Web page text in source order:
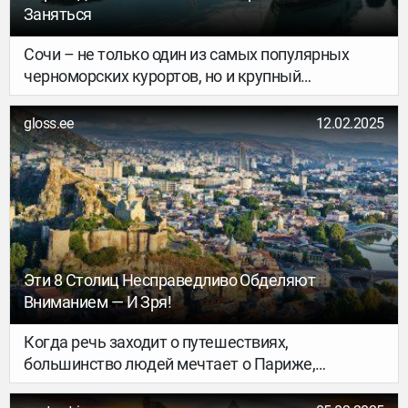
экспатов.
Заняться
Сочи – не только один из самых популярных
черноморских курортов, но и крупный
международный хаб. Через местный аэропорт
многие путешественники улетают в Турцию,
Азербайджан, Грузию, Армению, Сербию,
Таиланд и другие страны. Поэтому запрос «Чем
мне заняться в Сочи во время пересадки?» в
поисковик вбивают часто. Если между рейсами
довольно много времени, то здесь есть куда
заглянуть. Так что это отличная возможность
превратить одно путешествие в два и увидеть
самые яркие достопримечательности Сочи.
gloss.ee 12.02.2025
Эти 8 Столиц Несправедливо Обделяют
Вниманием — И Зря!
Когда речь заходит о путешествиях,
большинство людей мечтает о Париже,
Лондоне, Риме или, на худой конец, Бангкоке. Но